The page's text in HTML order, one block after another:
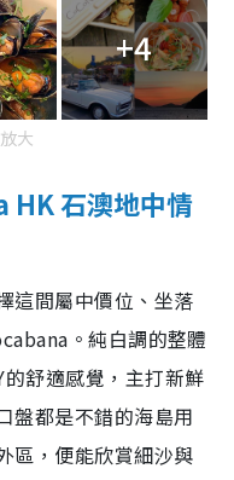
+4
大
HK 石澳地中情
這間屬中價位、坐落
。純白調的整體
舒適感覺，主打新鮮
盤都是不錯的海島用
區，便能欣賞細沙與